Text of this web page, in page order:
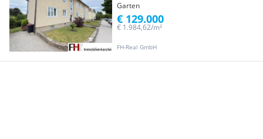
Garten
FH-Real GmbH
€ 1.984,62/m²
€ 129.000